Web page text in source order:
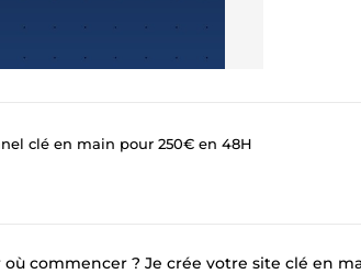
clé en main pour 250€ en 48H
commencer ? Je crée votre site clé en